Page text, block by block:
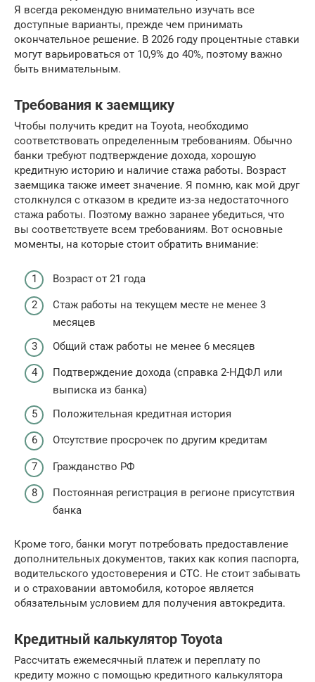
Я всегда рекомендую внимательно изучать все
доступные варианты, прежде чем принимать
окончательное решение. В 2026 году процентные ставки
могут варьироваться от 10,9% до 40%, поэтому важно
быть внимательным.
Требования к заемщику
Чтобы получить кредит на Toyota, необходимо
соответствовать определенным требованиям. Обычно
банки требуют подтверждение дохода, хорошую
кредитную историю и наличие стажа работы. Возраст
заемщика также имеет значение. Я помню, как мой друг
столкнулся с отказом в кредите из-за недостаточного
стажа работы. Поэтому важно заранее убедиться, что
вы соответствуете всем требованиям. Вот основные
моменты, на которые стоит обратить внимание:
Возраст от 21 года
Стаж работы на текущем месте не менее 3
месяцев
Общий стаж работы не менее 6 месяцев
Подтверждение дохода (справка 2-НДФЛ или
выписка из банка)
Положительная кредитная история
Отсутствие просрочек по другим кредитам
Гражданство РФ
Постоянная регистрация в регионе присутствия
банка
Кроме того, банки могут потребовать предоставление
дополнительных документов, таких как копия паспорта,
водительского удостоверения и СТС. Не стоит забывать
и о страховании автомобиля, которое является
обязательным условием для получения автокредита.
Кредитный калькулятор Toyota
Рассчитать ежемесячный платеж и переплату по
кредиту можно с помощью кредитного калькулятора